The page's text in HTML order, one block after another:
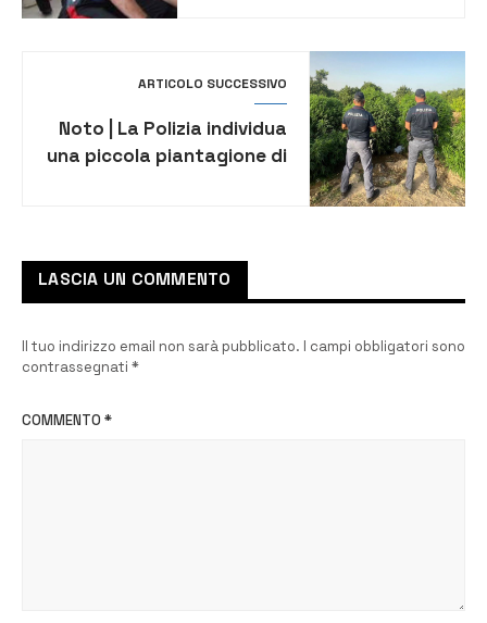
ARTICOLO SUCCESSIVO
Noto | La Polizia individua
una piccola piantagione di
LASCIA UN COMMENTO
Il tuo indirizzo email non sarà pubblicato. I campi obbligatori sono
contrassegnati *
COMMENTO *